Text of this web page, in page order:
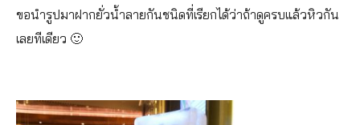
ขอนำรูปมาฝากยั่วน้ำลายกันชนิดที่เรียกได้ว่าถ้าดูครบแล้วหิวกัน
เลยทีเดียว 🙂